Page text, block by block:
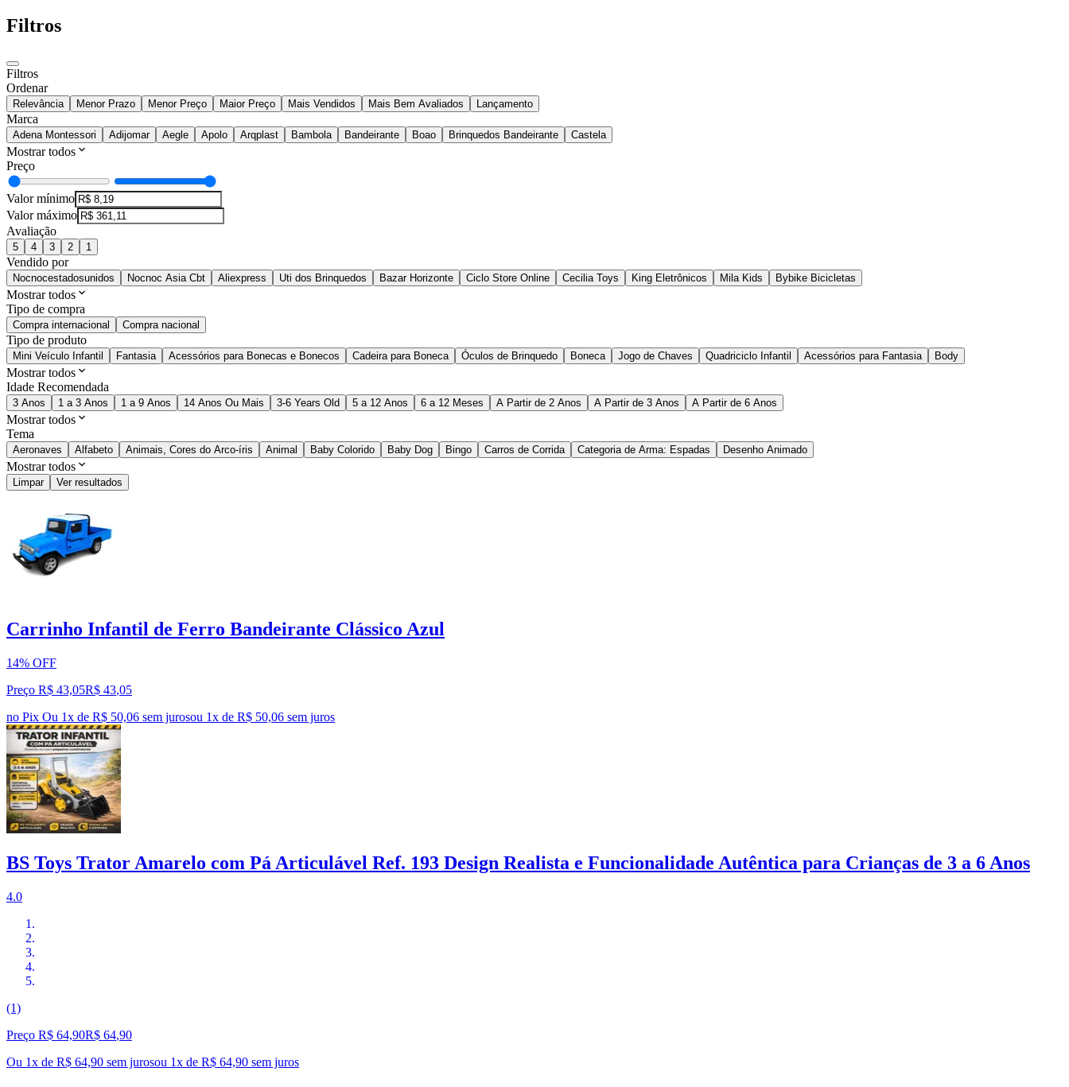
Filtros
Filtros
Ordenar
Relevância Menor Prazo Menor Preço Maior Preço Mais Vendidos Mais Bem Avaliados Lançamento
Marca
Adena Montessori Adijomar Aegle Apolo Arqplast Bambola Bandeirante Boao Brinquedos Bandeirante Castela
Mostrar todos
Preço
Valor mínimo
Valor máximo
Avaliação
5 4 3 2 1
Vendido por
Nocnocestadosunidos Nocnoc Asia Cbt Aliexpress Uti dos Brinquedos Bazar Horizonte Ciclo Store Online Cecilia Toys King Eletrônicos Mila Kids Bybike Bicicletas
Mostrar todos
Tipo de compra
Compra internacional Compra nacional
Tipo de produto
Mini Veículo Infantil Fantasia Acessórios para Bonecas e Bonecos Cadeira para Boneca Óculos de Brinquedo Boneca Jogo de Chaves Quadriciclo Infantil Acessórios para Fantasia Body
Mostrar todos
Idade Recomendada
3 Anos 1 a 3 Anos 1 a 9 Anos 14 Anos Ou Mais 3-6 Years Old 5 a 12 Anos 6 a 12 Meses A Partir de 2 Anos A Partir de 3 Anos A Partir de 6 Anos
Mostrar todos
Tema
Aeronaves Alfabeto Animais, Cores do Arco-íris Animal Baby Colorido Baby Dog Bingo Carros de Corrida Categoria de Arma: Espadas Desenho Animado
Mostrar todos
Limpar Ver resultados
Carrinho Infantil de Ferro Bandeirante Clássico Azul
14% OFF
Preço R$ 43,05R$ 43,05
no Pix Ou 1x de R$ 50,06 sem jurosou 1x de R$ 50,06 sem juros
BS Toys Trator Amarelo com Pá Articulável Ref. 193 Design Realista e Funcionalidade Autêntica para Crianças de 3 a 6 Anos
4.0
(1)
Preço R$ 64,90R$ 64,90
Ou 1x de R$ 64,90 sem jurosou 1x de R$ 64,90 sem juros